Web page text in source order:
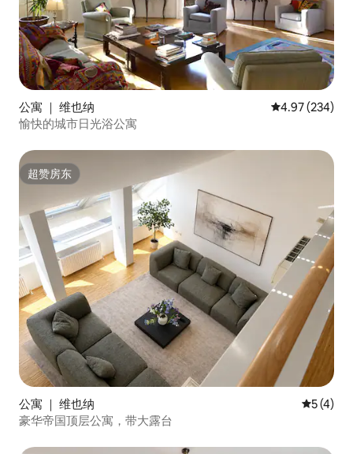
公寓 ｜ 维也纳 平均评分 4.97
4.97 (234)
愉快的城市日光浴公寓
超赞房东
超赞房东
公寓 ｜ 维也纳 平均评分
5 (4)
豪华帝国顶层公寓，带大露台